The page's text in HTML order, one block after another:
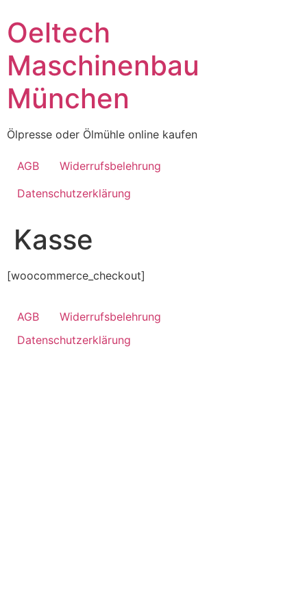
to
content
Oeltech
Maschinenbau
München
Ölpresse oder Ölmühle online kaufen
AGB
Widerrufsbelehrung
Datenschutzerklärung
Kasse
[woocommerce_checkout]
AGB
Widerrufsbelehrung
Datenschutzerklärung